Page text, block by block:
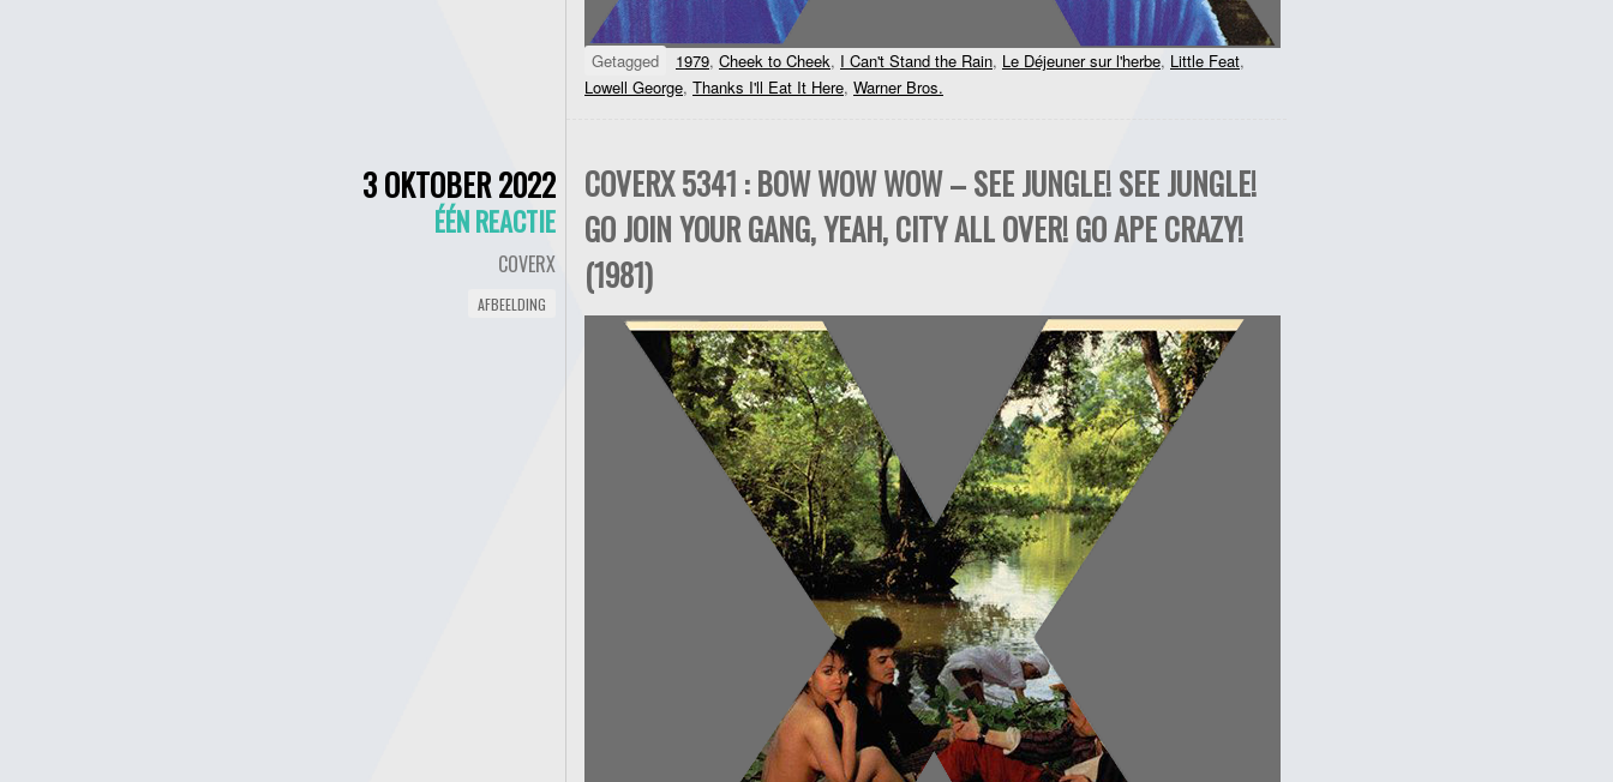
Getagged 1979, Cheek to Cheek, I Can't Stand the Rain, Le Déjeuner sur l'herbe, Little Feat,
Lowell George, Thanks I'll Eat It Here, Warner Bros.
3 OKTOBER 2022
ÉÉN REACTIE
COVERX
AFBEELDING
COVERX 5341 : BOW WOW WOW – SEE JUNGLE! SEE JUNGLE!
GO JOIN YOUR GANG, YEAH, CITY ALL OVER! GO APE CRAZY!
(1981)